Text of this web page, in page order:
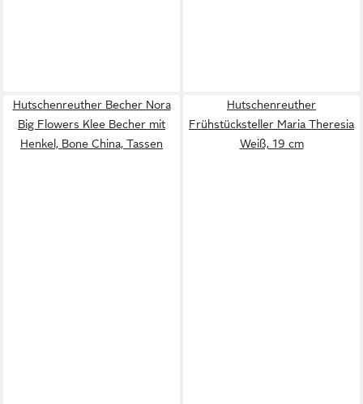
Hutschenreuther Becher Nora
Big Flowers Klee Becher mit
Henkel, Bone China, Tassen
Hutschenreuther
Frühstücksteller Maria Theresia
Weiß, 19 cm